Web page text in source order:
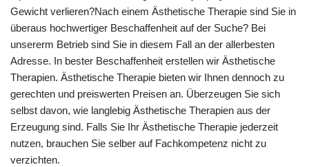
Gewicht verlieren?Nach einem Ästhetische Therapie sind Sie in
überaus hochwertiger Beschaffenheit auf der Suche? Bei
unsererm Betrieb sind Sie in diesem Fall an der allerbesten
Adresse. In bester Beschaffenheit erstellen wir Ästhetische
Therapien. Ästhetische Therapie bieten wir Ihnen dennoch zu
gerechten und preiswerten Preisen an. Überzeugen Sie sich
selbst davon, wie langlebig Ästhetische Therapien aus der
Erzeugung sind. Falls Sie Ihr Ästhetische Therapie jederzeit
nutzen, brauchen Sie selber auf Fachkompetenz nicht zu
verzichten.